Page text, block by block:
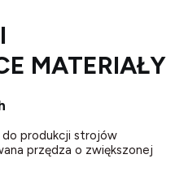
MATERIAŁY
produkcji strojów
przędza o zwiększonej